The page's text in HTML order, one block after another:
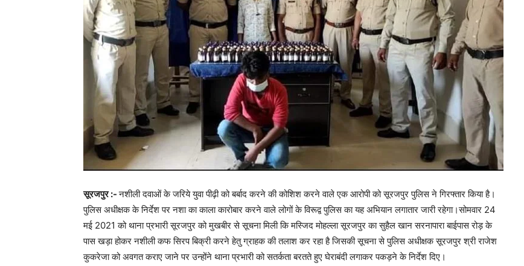
सूरजपुर :-नशीली दवाओं के जरिये युवा पीढ़ी को बर्बाद करने की कोशिश करने वाले एक आरोपी को सूरजपुर पुलिस ने गिरफ्तार किया है।
पुलिस अधीक्षक के निर्देश पर नशा का काला कारोबार करने वाले लोगों के विरूद्व पुलिस का यह अभियान लगातार जारी रहेगा।सोमवार 24
मई 2021 को थाना प्रभारी सूरजपुर को मुखबीर से सूचना मिली कि मस्जिद मोहल्ला सूरजपुर का सुहैल खान सरनापारा बाईपास रोड़ के
पास खड़ा होकर नशीली कफ सिरप बिक्री करने हेतु ग्राहक की तलाश कर रहा है जिसकी सूचना से पुलिस अधीक्षक सूरजपुर श्री राजेश
कुकरेजा को अवगत कराए जाने पर उन्होंने थाना प्रभारी को सतर्कता बरतते हुए घेराबंदी लगाकर पकड़ने के निर्देश दिए।